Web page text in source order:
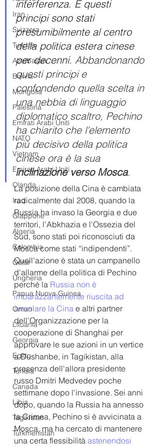
Iran
Svizzera
Turchia
Azerbaijan
Bolivia
Mongolia
Palestina
Emirati Arabi Uniti
NATO
Vietnam
Emirati Arabi Uniti
Olanda
Iraq
Giappone
Algeria
Colombia
Qatar
Ungheria
Papua Nuova Guinea
Oman
Lituania
Georgia
Egitto
Tunisia
Canada
Libia
Tagikistan
Turkmenistan
interferenza. E questi
principi sono stati
presumibilmente al centro
della politica estera cinese
per decenni. Abbandonando
questi principi e
confondendo quella scelta in
una nebbia di linguaggio
diplomatico scaltro, Pechino
ha chiarito che l'elemento
più decisivo della politica
cinese ora è la sua
inclinazione verso Mosca.
La posizione della Cina è cambiata
radicalmente dal 2008, quando la
Russia ha invaso la Georgia e due
territori, l'Abkhazia e l'Ossezia del
Sud, sono stati poi riconosciuti da
Mosca come stati “indipendenti”.
Quell'azione è stata un campanello
d'allarme della politica di Pechino
perché la Russia non è
imbarazzantemente riuscita ad
arruolare la Cina e altri partner
dell'Organizzazione per la
cooperazione di Shanghai per
approvare le sue azioni in un vertice
a Dushanbe, in Tagikistan, alla
presenza dell'allora presidente
russo Dmitri Medvedev poche
settimane dopo l'invasione. Sei anni
dopo, quando la Russia ha annesso
la Crimea, Pechino si è avvicinata a
Mosca, ma ha cercato di mantenere
una certa flessibilità astenendosi